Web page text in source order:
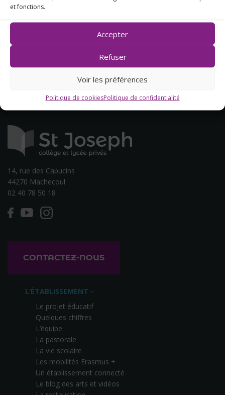
et fonctions.
Accepter
Refuser
Voir les préférences
Politique de cookiesPolitique de confidentialité
Plan &
14, rue des Capucins
44270 Machecoul
02 40 78 50 18
CONTACTEZ-NOUS
L’ÉTABLISSEMENT
Le projet éducatif
Quelques chiffres
L’équipe
La pastorale
La vie scolaire
Les mobilités Erasmus +
Un établissement connecté
Le blog des arts et vidéos